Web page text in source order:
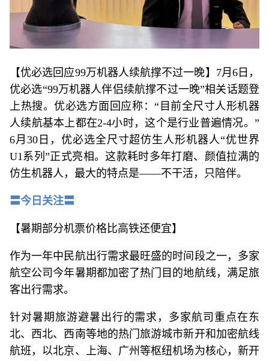
【优必选回应99万机器人续航撑不过一晚】7月6日，
优必选“99万机器人伴侣续航撑不过一晚”相关话题登
上热搜。优必选方面回应称：“目前全尺寸人形机器
人续航基本上都在2-4小时，这个是行业普遍情况。”
6月30日，优必选全尺寸超仿生人形机器人“优世界
U1系列”正式亮相。这款耗时多年打磨、颜值拉满的
仿生机器人，最大的特点是——不干活，只陪伴。
〓今日关注〓
【暑期部分机票价格比高铁还便宜】
作为一年中民航出行需求最旺盛的时间段之一，多家
航空公司今年暑期都加密了热门目的地航线，满足旅
客出行需求。
针对暑期旅游避暑出行的需求，多家航司重点在东
北、西北、西南等地的热门旅游城市新开和加密航线
航班，以北京、上海、广州等枢纽机场为核心，新开